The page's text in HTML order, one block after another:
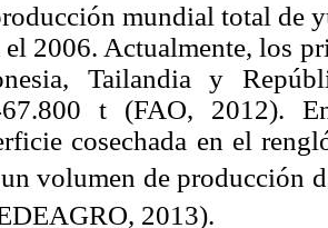
mundial total de
el 2006. Actualmente, los
Tailandia y
t (FAO, 2012).
cosechada en el
volumen de producción
2013).